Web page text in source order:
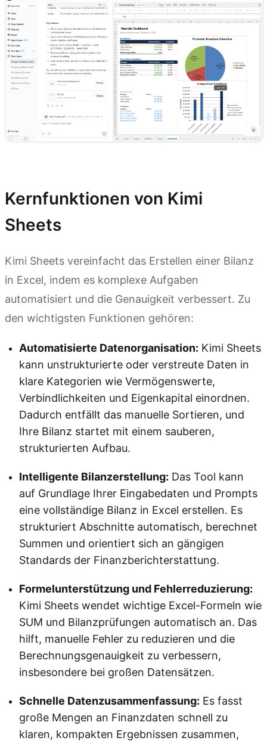
Kernfunktionen von Kimi
Sheets
Kimi Sheets vereinfacht das Erstellen einer Bilanz
in Excel, indem es komplexe Aufgaben
automatisiert und die Genauigkeit verbessert. Zu
den wichtigsten Funktionen gehören:
Automatisierte Datenorganisation: Kimi Sheets
kann unstrukturierte oder verstreute Daten in
klare Kategorien wie Vermögenswerte,
Verbindlichkeiten und Eigenkapital einordnen.
Dadurch entfällt das manuelle Sortieren, und
Ihre Bilanz startet mit einem sauberen,
strukturierten Aufbau.
Intelligente Bilanzerstellung: Das Tool kann
auf Grundlage Ihrer Eingabedaten und Prompts
eine vollständige Bilanz in Excel erstellen. Es
strukturiert Abschnitte automatisch, berechnet
Summen und orientiert sich an gängigen
Standards der Finanzberichterstattung.
Formelunterstützung und Fehlerreduzierung:
Kimi Sheets wendet wichtige Excel-Formeln wie
SUM und Bilanzprüfungen automatisch an. Das
hilft, manuelle Fehler zu reduzieren und die
Berechnungsgenauigkeit zu verbessern,
insbesondere bei großen Datensätzen.
Schnelle Datenzusammenfassung: Es fasst
große Mengen an Finanzdaten schnell zu
klaren, kompakten Ergebnissen zusammen,